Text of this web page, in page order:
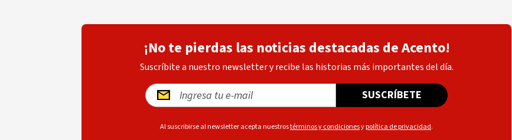
¡No te pierdas las noticias destacadas de Acento!
Suscríbite a nuestro newsletter y recibe las historias más importantes del día.
SUSCRÍBETE
Al suscribirse al newsletter acepta nuestrostérminos y condicionesypolítica de privacidad.